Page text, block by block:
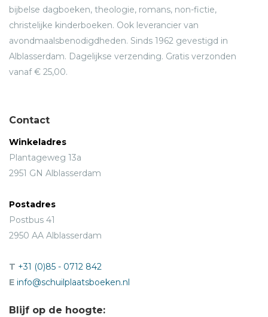
bijbelse dagboeken, theologie, romans, non-fictie,
christelijke kinderboeken. Ook leverancier van
avondmaalsbenodigdheden. Sinds 1962 gevestigd in
Alblasserdam. Dagelijkse verzending. Gratis verzonden
vanaf € 25,00.
Contact
Winkeladres
Plantageweg 13a
2951 GN Alblasserdam
Postadres
Postbus 41
2950 AA Alblasserdam
T +31 (0)85 - 0712 842
E info@schuilplaatsboeken.nl
Blijf op de hoogte: